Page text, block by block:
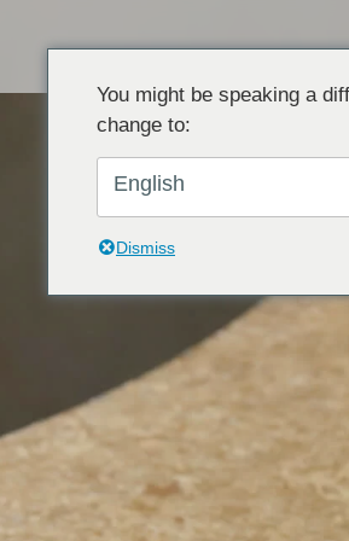
You might be speaking a
change to:
English
Dismiss